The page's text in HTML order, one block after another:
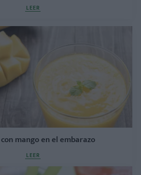
LEER
mango en el embarazo
LEER